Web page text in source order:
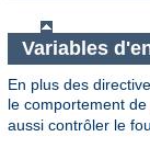
Variables
En plus des
le comportement de
aussi contrôler le